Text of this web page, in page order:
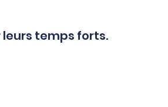
temps forts.